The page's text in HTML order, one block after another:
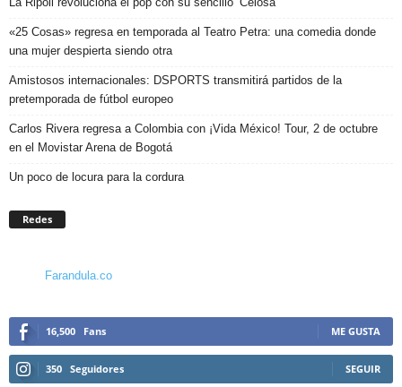
«25 Cosas» regresa en temporada al Teatro Petra: una comedia donde
una mujer despierta siendo otra
Amistosos internacionales: DSPORTS transmitirá partidos de la
pretemporada de fútbol europeo
Carlos Rivera regresa a Colombia con ¡Vida México! Tour, 2 de octubre
en el Movistar Arena de Bogotá
Un poco de locura para la cordura
Redes
Farandula.co
16,500 Fans ME GUSTA
350 Seguidores SEGUIR